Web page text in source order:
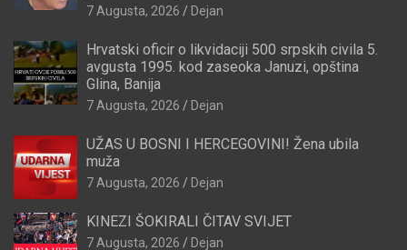
7 Augusta, 2026 Dejan
Hrvatski oficir o likvidaciji 500 srpskih civila 5.
avgusta 1995. kod zaseoka Januzi, opština
Glina, Banija
7 Augusta, 2026 Dejan
UŽAS U BOSNI I HERCEGOVINI! Žena ubila
muža
7 Augusta, 2026 Dejan
KINEZI ŠOKIRALI ČITAV SVIJET
7 Augusta, 2026 Dejan